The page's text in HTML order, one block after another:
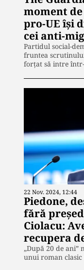
moment
pro-UE își
cei anti-
Partidul social-
fruntea
forțat să intre
22 Nov. 2024, 12:44
Piedone,
fără
Ciolacu:
recupera
„După 20 de
unui roman